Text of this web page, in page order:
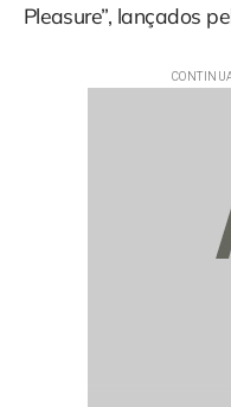
Pleasure”, lançados